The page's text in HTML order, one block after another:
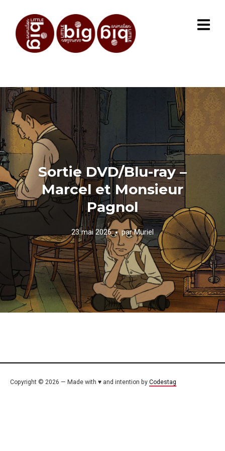
Sortie DVD/Blu-ray –
Marcel et Monsieur
Pagnol
23 mai 2026 parMuriel
Copyright © 2026 — Made with ♥ and intention by Codestag